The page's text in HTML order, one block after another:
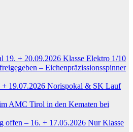
19. + 20.09.2026 Klasse Elektro 1/10
– Eichenpräzissionsspinner
+ 19.07.2026 Norispokal & SK Lauf
AMC Tirol in den Kematen bei
offen – 16. + 17.05.2026 Nur Klasse